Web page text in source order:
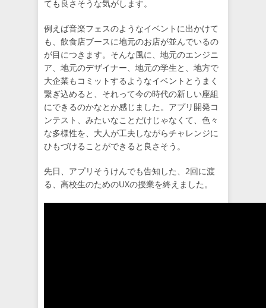
ても良さそうな気がします。
例えば音楽フェスのようなイベントに出かけて
も、飲食店ブースに地元のお店が並んでいるの
が目につきます。そんな風に、地元のエンジニ
ア、地元のデザイナー、地元の学生と、地方で
大企業もコミットするようなイベントとうまく
繋ぎ込めると、それって今の時代の新しい座組
にできるのかなとか感じました。アプリ開発コ
ンテスト、みたいなことだけじゃなくて、色々
な多様性を、大人が工夫しながらチャレンジに
ひもづけることができると良さそう。
先日、アプリそうけんでも告知した、2回に渡
る、高校生のためのUXの授業を終えました。